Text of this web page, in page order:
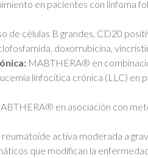
en pacientes con linfoma
de células B grandes, CD20
doxorrubicina,
MABTHERA® en
linfocítica crónica (LLC) en
en asociación con
activa moderada a
que modifican la